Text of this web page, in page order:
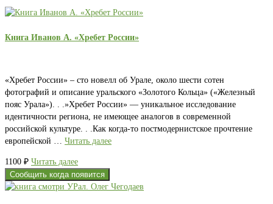
Книга Иванов А. «Хребет России»
«Хребет России» – сто новелл об Урале, около шести сотен
фотографий и описание уральского «Золотого Кольца» («Железный
пояс Урала»). . .»Хребет России» — уникальное исследование
идентичности региона, не имеющее аналогов в современной
российской культуре. . .Как когда-то постмодернистское прочтение
европейской … Читать далее
1100 ₽ Читать далее
Сообщить когда появится